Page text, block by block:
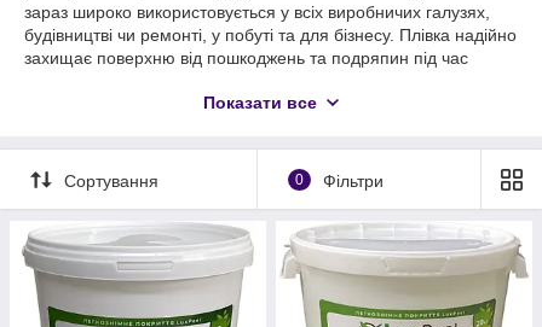
зараз широко використовується у всіх виробничих галузях,
будівництві чи ремонті, у побуті та для бізнесу. Плівка надійно
захищає поверхню від пошкоджень та подряпин під час
болгарки чи зварювального апарату, від різних будівельних
забезпечений тривалий час. Цей продукт розроблений
відповідно до всіх прийнятих стандартів пожежної безпеки,
екологічних норм і має сертифікат якості.
Показати все
Сортування 0 Фільтри